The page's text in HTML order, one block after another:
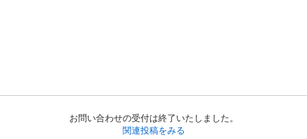
お問い合わせの受付は終了いたしました。
関連投稿をみる